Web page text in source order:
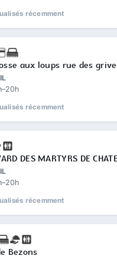
récemment
aux loups rue des
récemment
DES MARTYRS DE
récemment
Bezons